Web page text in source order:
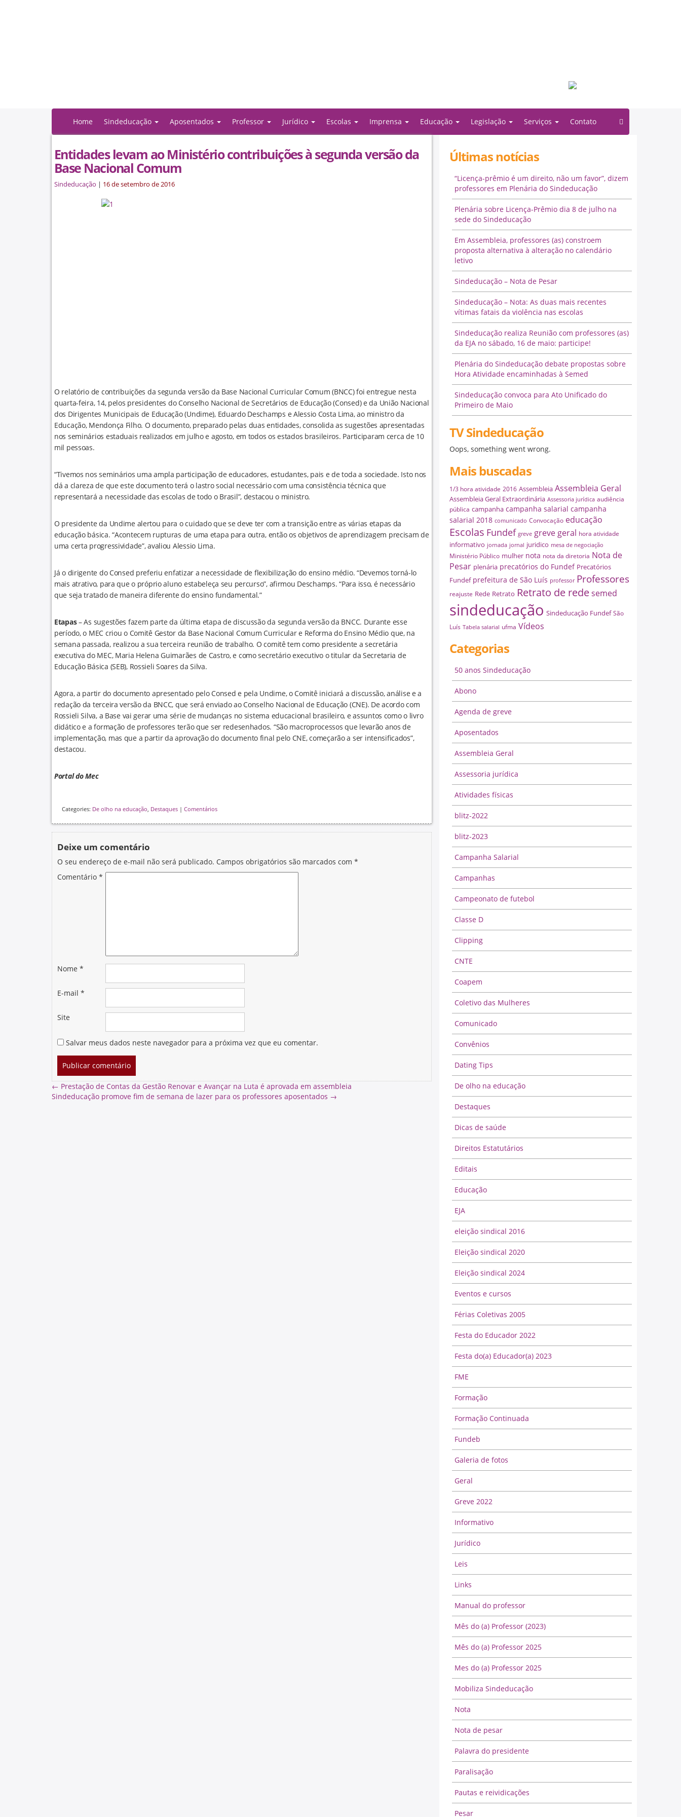
Home Sindeducação Aposentados Professor Jurídico Escolas Imprensa Educação Legislação Serviços Contato
Entidades levam ao Ministério contribuições à segunda versão da
Base Nacional Comum
Sindeducação | 16 de setembro de 2016
O relatório de contribuições da segunda versão da Base Nacional Curricular Comum (BNCC) foi entregue nesta
quarta-feira, 14, pelos presidentes do Conselho Nacional de Secretários de Educação (Consed) e da União Nacional
dos Dirigentes Municipais de Educação (Undime), Eduardo Deschamps e Alessio Costa Lima, ao ministro da
Educação, Mendonça Filho. O documento, preparado pelas duas entidades, consolida as sugestões apresentadas
nos seminários estaduais realizados em julho e agosto, em todos os estados brasileiros. Participaram cerca de 10
mil pessoas.
“Tivemos nos seminários uma ampla participação de educadores, estudantes, pais e de toda a sociedade. Isto nos
dá a clareza de que este documento terá o lastro social necessário com uma consistência técnica que
representará a necessidade das escolas de todo o Brasil”, destacou o ministro.
O presidente da Undime alertou para o cuidado que se deve ter com a transição entre as várias etapas da
educação básica. “Acontecem rupturas de uma etapa para outra, então os objetivos de aprendizagem precisam de
uma certa progressividade”, avaliou Alessio Lima.
Já o dirigente do Consed preferiu enfatizar a necessidade de flexibilização do ensino médio. “Devemos torná-lo
mais atrativo, para que o próprio aluno estabeleça seu percurso”, afirmou Deschamps. “Para isso, é necessário
que seja tratado de maneira diferente do ensino fundamental.”
Etapas– As sugestões fazem parte da última etapa de discussão da segunda versão da BNCC. Durante esse
período, o MEC criou o Comitê Gestor da Base Nacional Comum Curricular e Reforma do Ensino Médio que, na
semana passada, realizou a sua terceira reunião de trabalho. O comitê tem como presidente a secretária
executiva do MEC, Maria Helena Guimarães de Castro, e como secretário executivo o titular da Secretaria de
Educação Básica (SEB), Rossieli Soares da Silva.
Agora, a partir do documento apresentado pelo Consed e pela Undime, o Comitê iniciará a discussão, análise e a
redação da terceira versão da BNCC, que será enviado ao Conselho Nacional de Educação (CNE). De acordo com
Rossieli Silva, a Base vai gerar uma série de mudanças no sistema educacional brasileiro, e assuntos como o livro
didático e a formação de professores terão que ser redesenhados. “São macroprocessos que levarão anos de
implementação, mas que a partir da aprovação do documento final pelo CNE, começarão a ser intensificados”,
destacou.
Portal do Mec
Categories: De olho na educação, Destaques | Comentários
Deixe um comentário
O seu endereço de e-mail não será publicado. Campos obrigatórios são marcados com *
Comentário *
Nome *
E-mail *
Site
Salvar meus dados neste navegador para a próxima vez que eu comentar.
← Prestação de Contas da Gestão Renovar e Avançar na Luta é aprovada em assembleia
Sindeducação promove fim de semana de lazer para os professores aposentados →
Últimas notícias
“Licença-prêmio é um direito, não um favor”, dizem
professores em Plenária do Sindeducação
Plenária sobre Licença-Prêmio dia 8 de julho na
sede do Sindeducação
Em Assembleia, professores (as) constroem
proposta alternativa à alteração no calendário
letivo
Sindeducação – Nota de Pesar
Sindeducação – Nota: As duas mais recentes
vítimas fatais da violência nas escolas
Sindeducação realiza Reunião com professores (as)
da EJA no sábado, 16 de maio: participe!
Plenária do Sindeducação debate propostas sobre
Hora Atividade encaminhadas à Semed
Sindeducação convoca para Ato Unificado do
Primeiro de Maio
TV Sindeducação
Oops, something went wrong.
Mais buscadas
1/3 hora atividade 2016 Assembleia Assembleia Geral
Assembleia Geral Extraordinária Assessoria jurídica audiência
pública campanha campanha salarial campanha
salarial 2018 comunicado Convocação educação
Escolas Fundef greve greve geral hora atividade
informativo jornada jornal juridico mesa de negociação
Ministério Público mulher nota nota da diretoria Nota de
Pesar plenária precatórios do Fundef Precatórios
Fundef prefeitura de São Luís professor Professores
reajuste Rede Retrato Retrato de redesemed
sindeducação Sindeducação Fundef São
Luís Tabela salarial ufma Vídeos
Categorias
50 anos Sindeducação
Abono
Agenda de greve
Aposentados
Assembleia Geral
Assessoria jurídica
Atividades físicas
blitz-2022
blitz-2023
Campanha Salarial
Campanhas
Campeonato de futebol
Classe D
Clipping
CNTE
Coapem
Coletivo das Mulheres
Comunicado
Convênios
Dating Tips
De olho na educação
Destaques
Dicas de saúde
Direitos Estatutários
Editais
Educação
EJA
eleição sindical 2016
Eleição sindical 2020
Eleição sindical 2024
Eventos e cursos
Férias Coletivas 2005
Festa do Educador 2022
Festa do(a) Educador(a) 2023
FME
Formação
Formação Continuada
Fundeb
Galeria de fotos
Geral
Greve 2022
Informativo
Jurídico
Leis
Links
Manual do professor
Mês do (a) Professor (2023)
Mês do (a) Professor 2025
Mes do (a) Professor 2025
Mobiliza Sindeducação
Nota
Nota de pesar
Palavra do presidente
Paralisação
Pautas e reividicações
Pesar